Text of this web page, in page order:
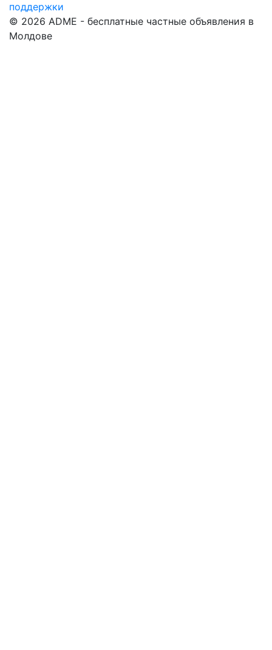
поддержки
© 2026 ADME - бесплатные частные объявления в
Молдове